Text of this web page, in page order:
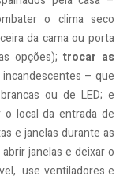
o clima seco
da cama ou porta
opções); trocar as
incandescentes – que
ou de LED; e
local da entrada de
e janelas durante as
janelas e deixar o
use ventiladores e